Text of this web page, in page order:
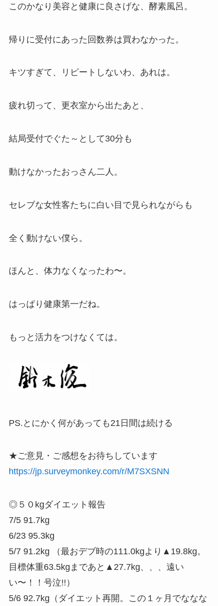
このかなり美容と健康に良さげな、酵素風呂。
帰りに受付にあった回数券は買わなかった。
キツすぎて、リピートしないわ、あれは。
疲れ切って、更衣室から出たあと、
結局受付でぐた～として30分も
動けなかったおっさん二人。
セレブな女性客たちに白い目で見られながらも
全く動けない僕ら。
ほんと、体力なくなったわ〜。
はっぱり健康第一だね。
もっと活力をつけなくては。
PS.とにかく何があっても21日間は続ける
★ご意見・ご感想をお待ちしています
https://jp.surveymonkey.com/r/M7SXSNN
◎５０kgダイエット報告
7/5 91.7kg
6/23 95.3kg
5/7 91.2kg （最おデブ時の111.0kgより▲19.8kg。
目標体重63.5kgまであと▲27.7kg、、、遠い
い〜！！号泣!!）
5/6 92.7kg（ダイエット再開。この１ヶ月でななな